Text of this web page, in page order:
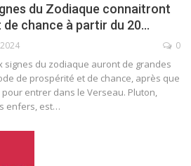
du Zodiaque connaitront
de chance à partir du 20…
0
signes du zodiaque auront de grandes
de prospérité et de chance, après que
entrer dans le Verseau. Pluton,
enfers, est…